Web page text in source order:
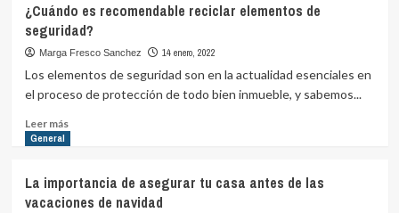
proteger
un
casa
robos
¿Cuándo es recomendable reciclar elementos de
seguridad?
Marga Fresco Sanchez 14 enero, 2022
Los elementos de seguridad son en la actualidad esenciales en
el proceso de protección de todo bien inmueble, y sabemos...
Leer másLeer
es
recomendable
General
La importancia de asegurar tu casa antes de las
vacaciones de navidad